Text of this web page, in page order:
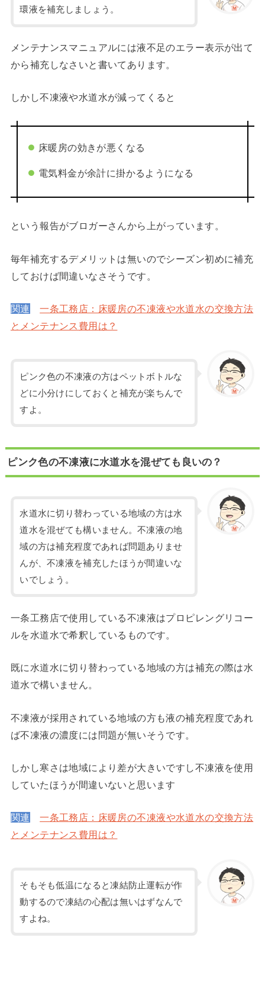
環液を補充しましょう。
メンテナンスマニュアルには液不足のエラー表示が出て
から補充しなさいと書いてあります。
しかし不凍液や水道水が減ってくると
床暖房の効きが悪くなる
電気料金が余計に掛かるようになる
という報告がブロガーさんから上がっています。
毎年補充するデメリットは無いのでシーズン初めに補充
しておけば間違いなさそうです。
関連
一条工務店：床暖房の不凍液や水道水の交換方法
とメンテナンス費用は？
ピンク色の不凍液の方はペットボトルな
どに小分けにしておくと補充が楽ちんで
すよ。
ピンク色の不凍液に水道水を混ぜても良いの？
水道水に切り替わっている地域の方は水
道水を混ぜても構いません。不凍液の地
域の方は補充程度であれば問題ありませ
んが、不凍液を補充したほうが間違いな
いでしょう。
一条工務店で使用している不凍液はプロピレングリコー
ルを水道水で希釈しているものです。
既に水道水に切り替わっている地域の方は補充の際は水
道水で構いません。
不凍液が採用されている地域の方も液の補充程度であれ
ば不凍液の濃度には問題が無いそうです。
しかし寒さは地域により差が大きいですし不凍液を使用
していたほうが間違いないと思います
関連
一条工務店：床暖房の不凍液や水道水の交換方法
とメンテナンス費用は？
そもそも低温になると凍結防止運転が作
動するので凍結の心配は無いはずなんで
すよね。